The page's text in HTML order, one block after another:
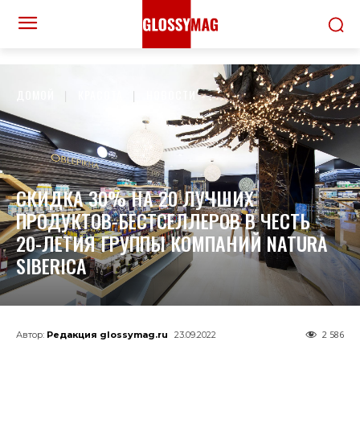
СКИДКА 30% НА 20 ЛУЧШИХ
ПРОДУКТОВ-БЕСТСЕЛЛЕРОВ В ЧЕСТЬ
20-ЛЕТИЯ ГРУППЫ КОМПАНИЙ NATURA
SIBERICA
Автор: Редакция glossymag.ru 23.09.2022 2 586